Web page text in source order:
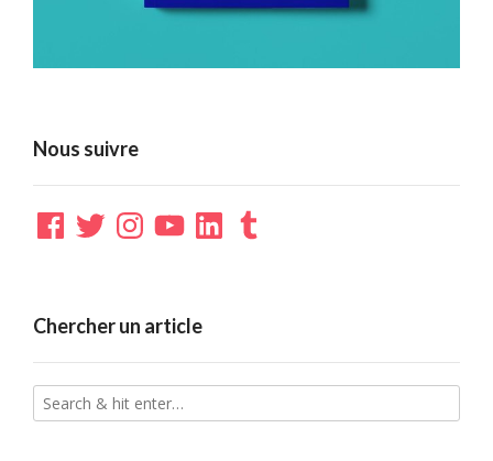
Nous suivre
Facebook
TwitterInstagramYouTubeLinkedInTumblr
Chercher un article